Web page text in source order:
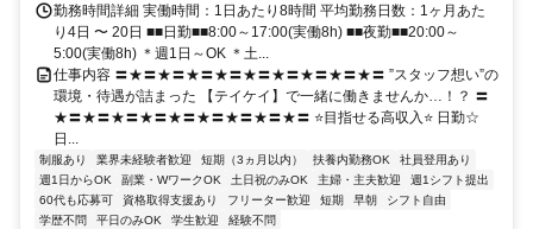
勤務時間詳細 実働時間：1日あたり8時間 平均勤務日数：1ヶ月あた
り4日 〜 20日 ■■日勤■■8:00～17:00(実働8h) ■■夜勤■■20:00～
5:00(実働8h) ＊週1日～OK ＊土...
仕事内容 〓★〓★〓★〓★〓★〓★〓★〓★〓★〓 ”スタッフ想い”の
環境・待遇が詰まった 【テイケイ】で一緒に働きませんか…！？ 〓
★〓★〓★〓★〓★〓★〓★〓★〓★〓 ⭐目指せる高収入⭐ 日勤☆
日...
制服あり 業界未経験者歓迎 短期（3ヵ月以内） 扶養内勤務OK
社員登用あり
週1日からOK
副業・WワークOK 土日祝のみOK 主婦・主夫歓迎
週1シフト提出
60代も応募可
資格取得支援あり フリーター歓迎 短期 早朝
シフト自由
学歴不問
平日のみOK 学生歓迎 経験不問